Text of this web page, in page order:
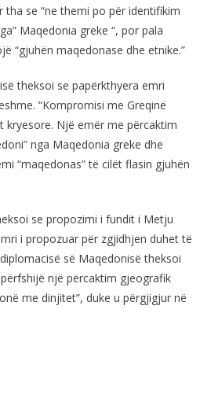
se “ne themi po për identifikim
Maqedonia greke “, por pala
“gjuhën maqedonase dhe etnike.”
theksoi se papërkthyera emri
“Kompromisi me Greqinë
kryesore. Një emër me përcaktim
nga Maqedonia greke dhe
“maqedonas” të cilët flasin gjuhën
se propozimi i fundit i Metju
i propozuar për zgjidhjen duhet të
së Maqedonisë theksoi
një përcaktim gjeografik
me dinjitet”, duke u përgjigjur në